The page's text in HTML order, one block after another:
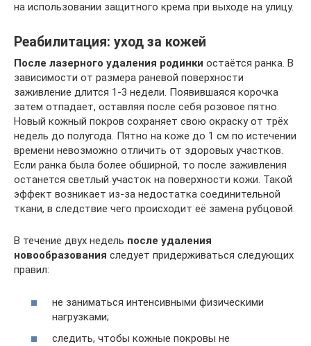
на использовании защитного крема при выходе на улицу.
Реабилитация: уход за кожей
После лазерного удаления родинки остаётся ранка. В
зависимости от размера раневой поверхности
заживление длится 1-3 недели. Появившаяся корочка
затем отпадает, оставляя после себя розовое пятно.
Новый кожный покров сохраняет свою окраску от трёх
недель до полугода. Пятно на коже до 1 см по истечении
времени невозможно отличить от здоровых участков.
Если ранка была более обширной, то после заживления
останется светлый участок на поверхности кожи. Такой
эффект возникает из-за недостатка соединительной
ткани, в следствие чего происходит её замена рубцовой.
В течение двух недель после удаления
новообразования следует придерживаться следующих
правил:
не заниматься интенсивными физическими
нагрузками;
следить, чтобы кожные покровы не